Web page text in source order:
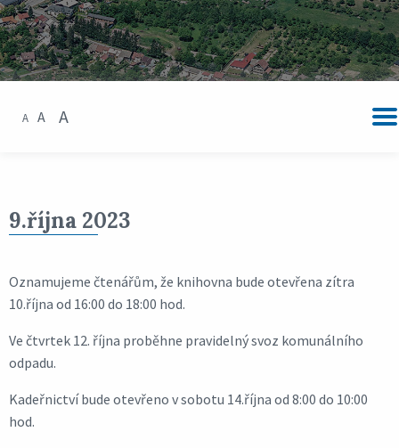
A A A
9.října 2023
Oznamujeme čtenářům, že knihovna bude otevřena zítra
10.října od 16:00 do 18:00 hod.
Ve čtvrtek 12. října proběhne pravidelný svoz komunálního
odpadu.
Kadeřnictví bude otevřeno v sobotu 14.října od 8:00 do 10:00
hod.